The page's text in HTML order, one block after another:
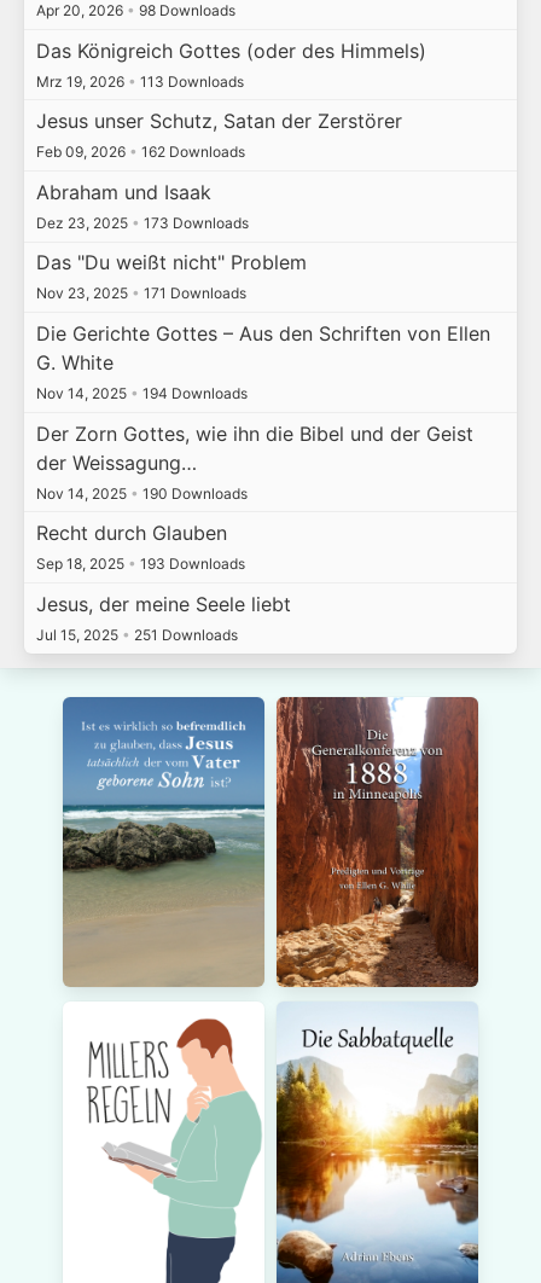
Apr 20, 2026 • 98 Downloads
Das Königreich Gottes (oder des Himmels)
Mrz 19, 2026 • 113 Downloads
Jesus unser Schutz, Satan der Zerstörer
Feb 09, 2026 • 162 Downloads
Abraham und Isaak
Dez 23, 2025 • 173 Downloads
Das "Du weißt nicht" Problem
Nov 23, 2025 • 171 Downloads
Die Gerichte Gottes – Aus den Schriften von Ellen
G. White
Nov 14, 2025 • 194 Downloads
Der Zorn Gottes, wie ihn die Bibel und der Geist
der Weissagung…
Nov 14, 2025 • 190 Downloads
Recht durch Glauben
Sep 18, 2025 • 193 Downloads
Jesus, der meine Seele liebt
Jul 15, 2025 • 251 Downloads